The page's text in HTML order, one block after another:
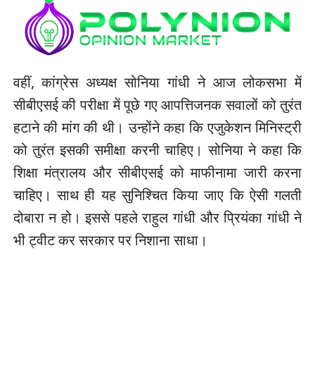
वहीं, कांग्रेस अध्यक्ष सोनिया गांधी ने आज लोकसभा में
सीबीएसई की परीक्षा में पूछे गए आपत्तिजनक सवालों को तुरंत
हटाने की मांग की थी। उन्होंने कहा कि एजुकेशन मिनिस्ट्री
को तुरंत इसकी समीक्षा करनी चाहिए। सोनिया ने कहा कि
शिक्षा मंत्रालय और सीबीएसई को माफीनामा जारी करना
चाहिए। साथ ही यह सुनिश्चित किया जाए कि ऐसी गलती
दोबारा न हो। इससे पहले राहुल गांधी और प्रियंका गांधी ने
भी ट्वीट कर सरकार पर निशाना साधा।